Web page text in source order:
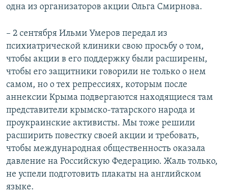
одна из организаторов акции Ольга Смирнова.
– 2 сентября Ильми Умеров передал из
психиатрической клиники свою просьбу о том,
чтобы акции в его поддержку были расширены,
чтобы его защитники говорили не только о нем
самом, но о тех репрессиях, которым после
аннексии Крыма подвергаются находящиеся там
представители крымско-татарского народа и
проукраинские активисты. Мы тоже решили
расширить повестку своей акции и требовать,
чтобы международная общественность оказала
давление на Российскую Федерацию. Жаль только,
не успели подготовить плакаты на английском
языке.